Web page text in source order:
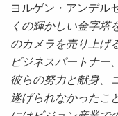
ヨルゲン・アンデル
くの輝かしい金字塔
のカメラを売り上げ
ビジネスパートナー
彼らの努力と献身、
遂げられなかったこ